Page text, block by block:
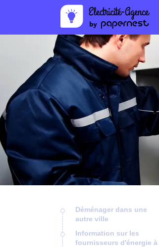
Déménager dans une
autre ville
Information sur les
fournisseurs d'énergie à